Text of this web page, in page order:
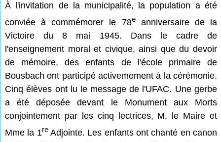
À l'invitation de la municipalité, la population a été
conviée à commémorer le 78eanniversaire de la
Victoire du 8 mai 1945. Dans le cadre de
l'enseignement moral et civique, ainsi que du devoir
de mémoire, des enfants de l'école primaire de
Bousbach ont participé activemement à la cérémonie.
Cinq élèves ont lu le message de l'UFAC. Une gerbe
a été déposée devant le Monument aux Morts
conjointement par les cinq lectrices, M. le Maire et
Mme la 1reAdjointe. Les enfants ont chanté en canon